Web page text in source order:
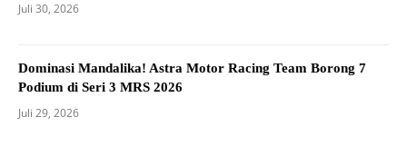
Juli 30, 2026
Dominasi Mandalika! Astra Motor Racing Team Borong 7
Podium di Seri 3 MRS 2026
Juli 29, 2026